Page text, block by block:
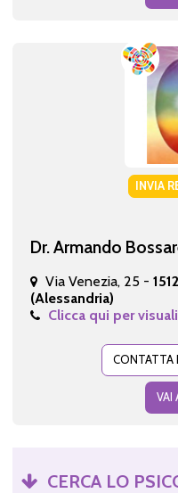
INVIA
Dr. Armando
Via Venezia, 25 -
(Alessandria)
Clicca qui per
CONTATTA
VAI
CERCA LO